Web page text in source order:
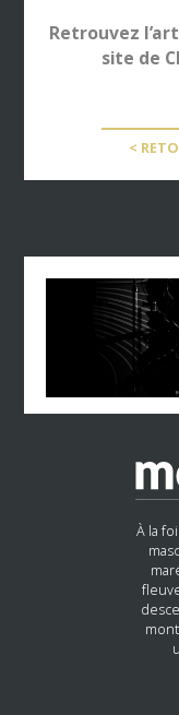
Retrouvez
site de
<
À la